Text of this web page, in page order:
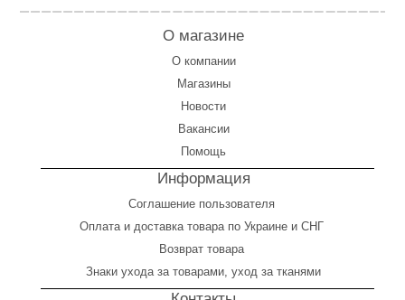
О магазине
О компании
Магазины
Новости
Вакансии
Помощь
Информация
Соглашение пользователя
Оплатаи доставка товара по Украине и СНГ
Возврат товара
Знаки ухода за товарами, уход за тканями